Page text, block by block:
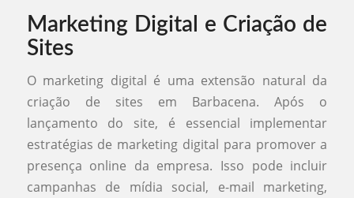
Marketing Digital e Criação de
Sites
O marketing digital é uma extensão natural da
criação de sites em Barbacena. Após o
lançamento do site, é essencial implementar
estratégias de marketing digital para promover a
presença online da empresa. Isso pode incluir
campanhas de mídia social, e-mail marketing,